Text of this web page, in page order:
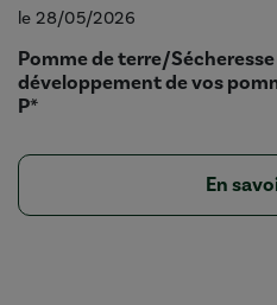
le 28/05/2026
Pomme de terre/Sécheresse
développement de vos
P*
En